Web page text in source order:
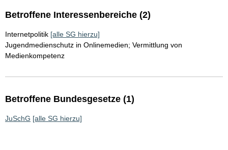
Betroffene Interessenbereiche (2)
Internetpolitik [alle SG hierzu]
Jugendmedienschutz in Onlinemedien; Vermittlung von
Medienkompetenz
Betroffene Bundesgesetze (1)
JuSchG [alle SG hierzu]